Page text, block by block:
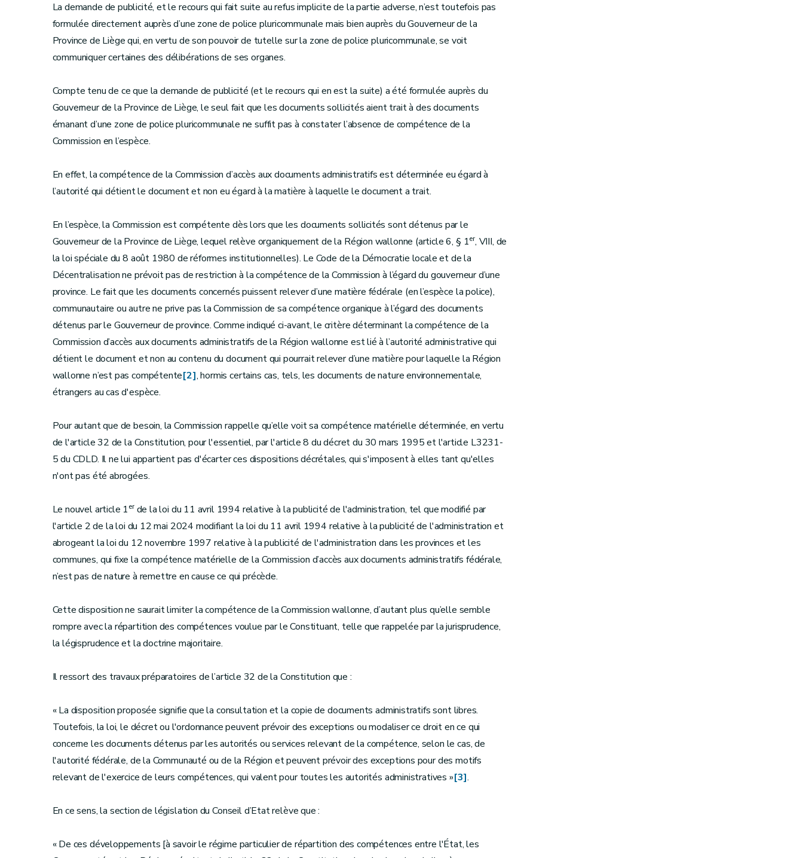
La demande de publicité, et le recours qui fait suite au refus implicite de la partie adverse, n’est toutefois pas
formulée directement auprès d’une zone de police pluricommunale mais bien auprès du Gouverneur de la
Province de Liège qui, en vertu de son pouvoir de tutelle sur la zone de police pluricommunale, se voit
communiquer certaines des délibérations de ses organes.
Compte tenu de ce que la demande de publicité (et le recours qui en est la suite) a été formulée auprès du
Gouverneur de la Province de Liège, le seul fait que les documents sollicités aient trait à des documents
émanant d’une zone de police pluricommunale ne suffit pas à constater l’absence de compétence de la
Commission en l’espèce.
En effet, la compétence de la Commission d’accès aux documents administratifs est déterminée eu égard à
l’autorité qui détient le document et non eu égard à la matière à laquelle le document a trait.
En l’espèce, la Commission est compétente dès lors que les documents sollicités sont détenus par le
Gouverneur de la Province de Liège, lequel relève organiquement de la Région wallonne (article 6, § 1er, VIII, de
la loi spéciale du 8 août 1980 de réformes institutionnelles). Le Code de la Démocratie locale et de la
Décentralisation ne prévoit pas de restriction à la compétence de la Commission à l’égard du gouverneur d’une
province. Le fait que les documents concernés puissent relever d’une matière fédérale (en l’espèce la police),
communautaire ou autre ne prive pas la Commission de sa compétence organique à l’égard des documents
détenus par le Gouverneur de province. Comme indiqué ci-avant, le critère déterminant la compétence de la
Commission d’accès aux documents administratifs de la Région wallonne est lié à l’autorité administrative qui
détient le document et non au contenu du document qui pourrait relever d’une matière pour laquelle la Région
wallonne n’est pas compétente[2], hormis certains cas, tels, les documents de nature environnementale,
étrangers au cas d'espèce.
Pour autant que de besoin, la Commission rappelle qu’elle voit sa compétence matérielle déterminée, en vertu
de l'article 32 de la Constitution, pour l'essentiel, par l'article 8 du décret du 30 mars 1995 et l'article L3231-
5 du CDLD. Il ne lui appartient pas d'écarter ces dispositions décrétales, qui s'imposent à elles tant qu'elles
n'ont pas été abrogées.
Le nouvel article 1erde la loi du 11 avril 1994 relative à la publicité de l'administration, tel que modifié par
l'article 2 de la loi du 12 mai 2024 modifiant la loi du 11 avril 1994 relative à la publicité de l'administration et
abrogeant la loi du 12 novembre 1997 relative à la publicité de l'administration dans les provinces et les
communes, qui fixe la compétence matérielle de la Commission d’accès aux documents administratifs fédérale,
n’est pas de nature à remettre en cause ce qui précède.
Cette disposition ne saurait limiter la compétence de la Commission wallonne, d’autant plus qu’elle semble
rompre avec la répartition des compétences voulue par le Constituant, telle que rappelée par la jurisprudence,
la légisprudence et la doctrine majoritaire.
Il ressort des travaux préparatoires de l’article 32 de la Constitution que :
« La disposition proposée signifie que la consultation et la copie de documents administratifs sont libres.
Toutefois, la loi, le décret ou l'ordonnance peuvent prévoir des exceptions ou modaliser ce droit en ce qui
concerne les documents détenus par les autorités ou services relevant de la compétence, selon le cas, de
l'autorité fédérale, de la Communauté ou de la Région et peuvent prévoir des exceptions pour des motifs
relevant de l'exercice de leurs compétences, qui valent pour toutes les autorités administratives »[3].
En ce sens, la section de législation du Conseil d’Etat relève que :
« De ces développements [à savoir le régime particulier de répartition des compétences entre l'État, les